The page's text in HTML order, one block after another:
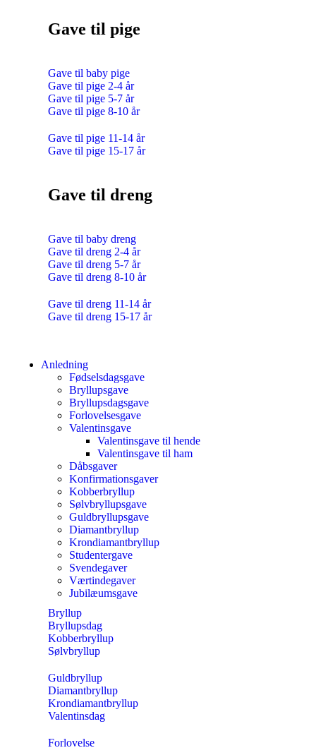
Gave til pige
Gave til baby pige
Gave til pige 2-4 år
Gave til pige 5-7 år
Gave til pige 8-10 år
Gave til pige 11-14 år
Gave til pige 15-17 år
Gave til dreng
Gave til baby dreng
Gave til dreng 2-4 år
Gave til dreng 5-7 år
Gave til dreng 8-10 år
Gave til dreng 11-14 år
Gave til dreng 15-17 år
Anledning
Fødselsdagsgave
Bryllupsgave
Bryllupsdagsgave
Forlovelsesgave
Valentinsgave
Valentinsgave til hende
Valentinsgave til ham
Dåbsgaver
Konfirmationsgaver
Kobberbryllup
Sølvbryllupsgave
Guldbryllupsgave
Diamantbryllup
Krondiamantbryllup
Studentergave
Svendegaver
Værtindegaver
Jubilæumsgave
Bryllup
Bryllupsdag
Kobberbryllup
Sølvbryllup
Guldbryllup
Diamantbryllup
Krondiamantbryllup
Valentinsdag
Forlovelse